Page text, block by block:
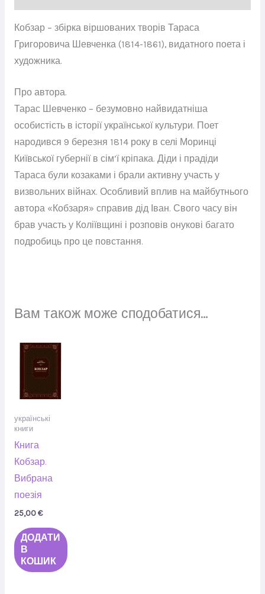
Кобзар – збірка віршованих творів Тараса
Григоровича Шевченка (1814-1861), видатного поета і
художника.
Про автора.
Тарас Шевченко – безумовно найвидатніша
особистість в історії української культури. Поет
народився 9 березня 1814 року в селі Моринці
Київської губернії в сім’ї кріпака. Діди і прадіди
Тараса були козаками і брали активну участь у
визвольних війнах. Особливий вплив на майбутнього
автора «Кобзаря» справив дід Іван. Свого часу він
брав участь у Коліївщині і розповів онукові багато
подробиць про це повстання.
Вам також може сподобатися…
українські
книги
Книга
Кобзар.
Вибрана
поезія
25,00€
ДОДАТИ
В
КОШИК